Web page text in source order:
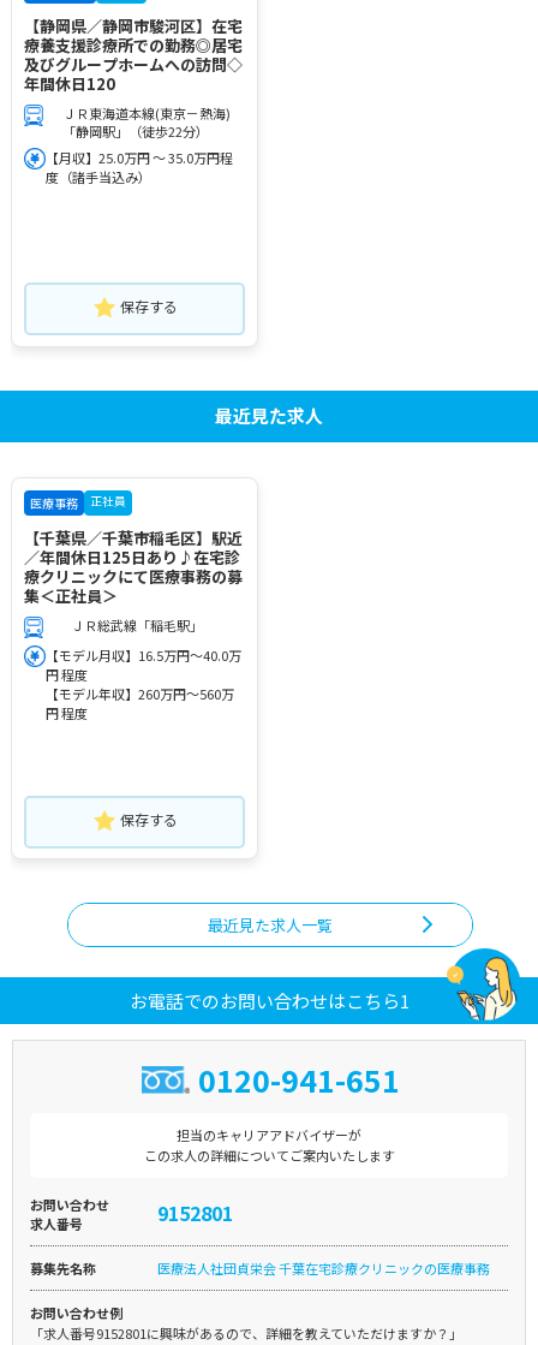
【静岡県／静岡市駿河区】在宅
療養支援診療所での勤務◎居宅
及びグループホームへの訪問◇
年間休日120
ＪＲ東海道本線(東京－熱海)
「静岡駅」（徒歩22分）
【月収】25.0万円 ～ 35.0万円程
度（諸手当込み）
保存する
最近見た求人
医療事務 正社員
【千葉県／千葉市稲毛区】駅近
／年間休日125日あり♪在宅診
療クリニックにて医療事務の募
集＜正社員＞
ＪＲ総武線「稲毛駅」
【モデル月収】16.5万円～40.0万
円 程度
【モデル年収】260万円～560万
円 程度
保存する
最近見た求人一覧
お電話でのお問い合わせはこちら1
0120-941-651
担当のキャリアアドバイザーが
この求人の詳細についてご案内いたします
お問い合わせ
求人番号
9152801
募集先名称 医療法人社団貞栄会 千葉在宅診療クリニックの医療事務
お問い合わせ例
「求人番号9152801に興味があるので、詳細を教えていただけますか？」